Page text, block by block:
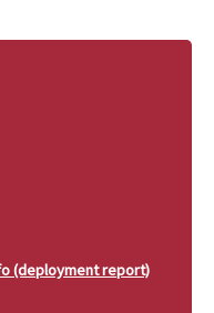
(deployment report)